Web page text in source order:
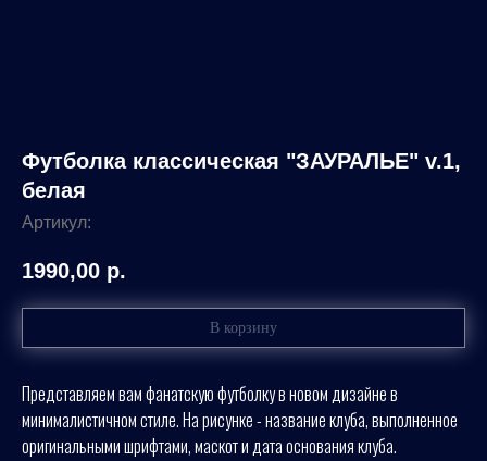
Футболка классическая "ЗАУРАЛЬЕ" v.1,
белая
Артикул:
1990,00 р.
В корзину
Представляем вам фанатскую футболку в новом дизайне в
минималистичном стиле. На рисунке - название клуба, выполненное
оригинальными шрифтами, маскот и дата основания клуба.